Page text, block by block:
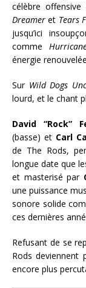
célèbre
Dreamer et Tears
jusqu’ici
comme
énergie
Sur Wild Dogs
lourd, et le chant
David “Rock”
(basse) et Carl
de The Rods,
longue date que
et masterisé par
une puissance
sonore solide
ces dernières
Refusant de se
Rods deviennent
encore plus